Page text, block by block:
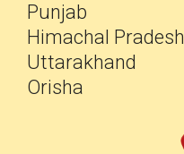
Punjab
Himachal Pradesh
Uttarakhand
Orisha